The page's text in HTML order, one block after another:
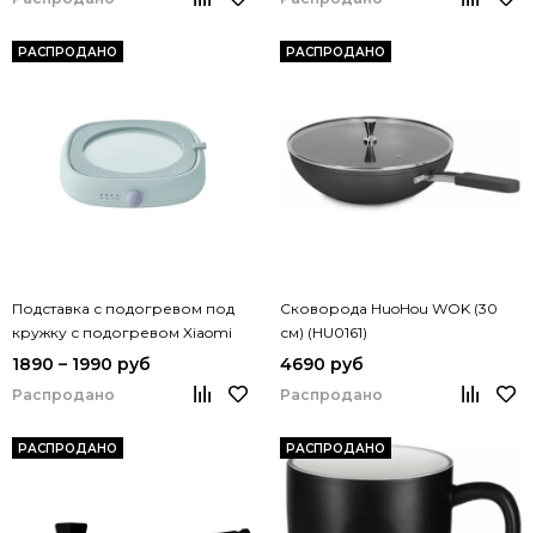
РАСПРОДАНО
Подставка с подогревом под
кружку с подогревом Xiaomi
Lofans S10
1890 – 1990 руб
Распродано
РАСПРОДАНО
Сковорода HuoHou WOK (30
см) (HU0161)
4690 руб
Распродано
РАСПРОДАНО РАСПРОДАНО